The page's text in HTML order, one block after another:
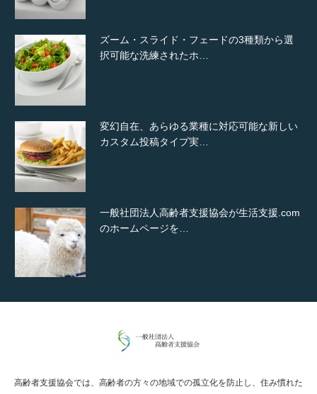
ズーム・スライド・フェードの3種類から選
択可能な洗練されたホ…
変幻自在、あらゆる業種に対応可能な新しい
カスタム投稿タイプ実…
一般社団法人高齢者支援協会が生活支援.com
のホームページを…
通常投稿
Hello world!
高齢者支援協会では、高齢者の方々の地域での孤立化を防止し、住み慣れた